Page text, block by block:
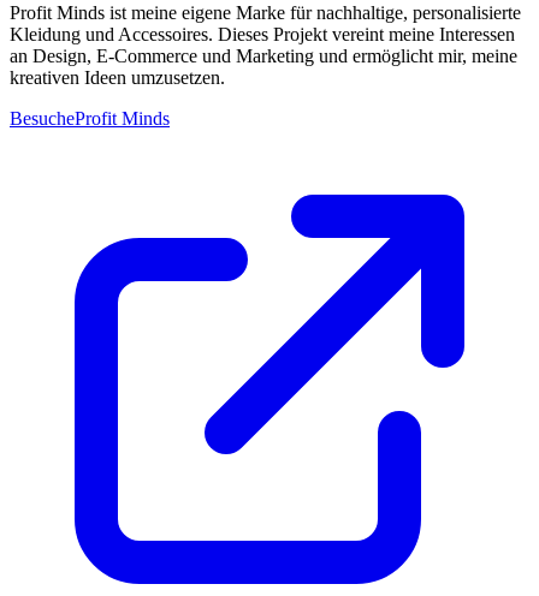
Profit Minds ist meine eigene Marke für nachhaltige, personalisierte
Kleidung und Accessoires. Dieses Projekt vereint meine Interessen
an Design, E-Commerce und Marketing und ermöglicht mir, meine
kreativen Ideen umzusetzen.
BesucheProfit Minds